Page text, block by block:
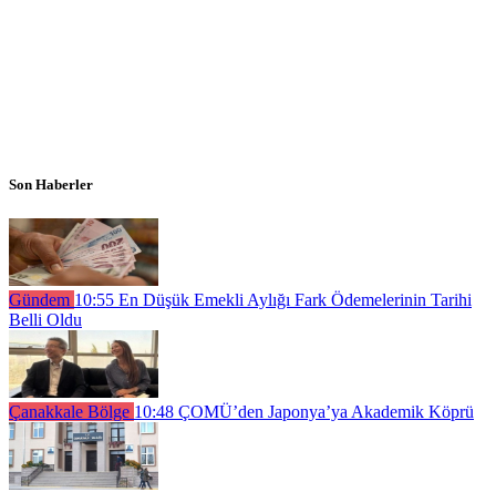
Son Haberler
Gündem 10:55 En Düşük Emekli Aylığı Fark Ödemelerinin Tarihi
Belli Oldu
Çanakkale Bölge 10:48 ÇOMÜ’den Japonya’ya Akademik Köprü